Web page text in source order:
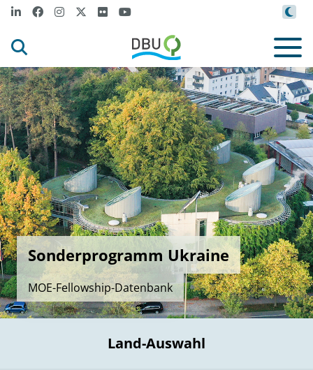
Sonderprogramm Ukraine
MOE-Fellowship-Datenbank
Land-Auswahl